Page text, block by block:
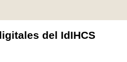
del IdIHCS